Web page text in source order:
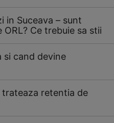
in Suceava – sunt
Ce trebuie sa stii
si cand devine
trateaza retentia de